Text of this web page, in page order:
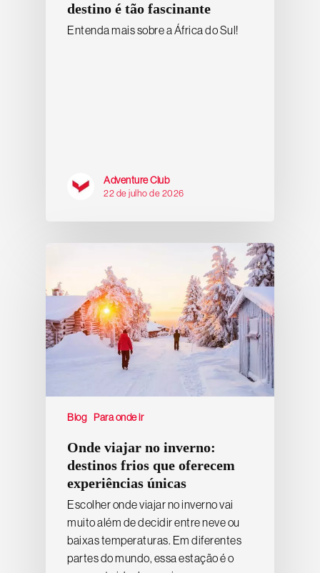
destino é tão fascinante
Entenda mais sobre a África do Sul!
Adventure Club
22 de julho de 2026
Blog Para onde ir
Onde viajar no inverno:
destinos frios que oferecem
experiências únicas
Escolher onde viajar no inverno vai
muito além de decidir entre neve ou
baixas temperaturas. Em diferentes
partes do mundo, essa estação é o